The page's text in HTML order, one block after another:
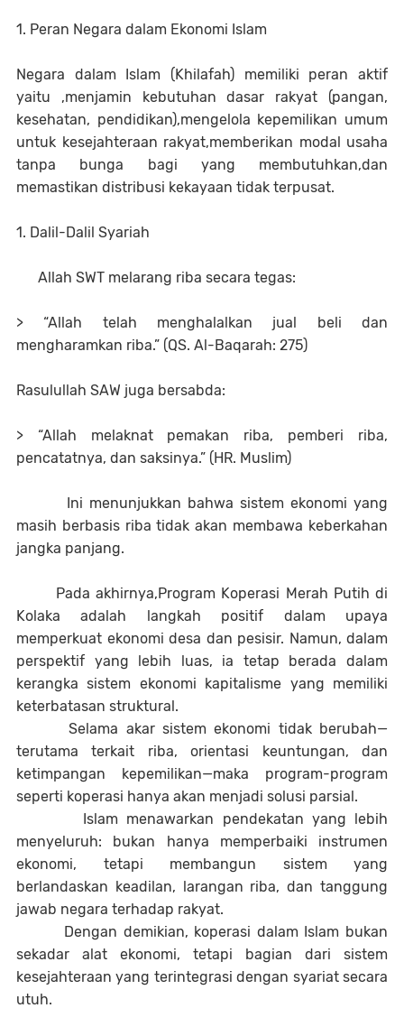
1. Peran Negara dalam Ekonomi Islam
Negara dalam Islam (Khilafah) memiliki peran aktif
yaitu ,menjamin kebutuhan dasar rakyat (pangan,
kesehatan, pendidikan),mengelola kepemilikan umum
untuk kesejahteraan rakyat,memberikan modal usaha
tanpa bunga bagi yang membutuhkan,dan
memastikan distribusi kekayaan tidak terpusat.
1. Dalil-Dalil Syariah
Allah SWT melarang riba secara tegas:
> “Allah telah menghalalkan jual beli dan
mengharamkan riba.” (QS. Al-Baqarah: 275)
Rasulullah SAW juga bersabda:
> “Allah melaknat pemakan riba, pemberi riba,
pencatatnya, dan saksinya.” (HR. Muslim)
Ini menunjukkan bahwa sistem ekonomi yang
masih berbasis riba tidak akan membawa keberkahan
jangka panjang.
Pada akhirnya,Program Koperasi Merah Putih di
Kolaka adalah langkah positif dalam upaya
memperkuat ekonomi desa dan pesisir. Namun, dalam
perspektif yang lebih luas, ia tetap berada dalam
kerangka sistem ekonomi kapitalisme yang memiliki
keterbatasan struktural.
Selama akar sistem ekonomi tidak berubah—
terutama terkait riba, orientasi keuntungan, dan
ketimpangan kepemilikan—maka program-program
seperti koperasi hanya akan menjadi solusi parsial.
Islam menawarkan pendekatan yang lebih
menyeluruh: bukan hanya memperbaiki instrumen
ekonomi, tetapi membangun sistem yang
berlandaskan keadilan, larangan riba, dan tanggung
jawab negara terhadap rakyat.
Dengan demikian, koperasi dalam Islam bukan
sekadar alat ekonomi, tetapi bagian dari sistem
kesejahteraan yang terintegrasi dengan syariat secara
utuh.